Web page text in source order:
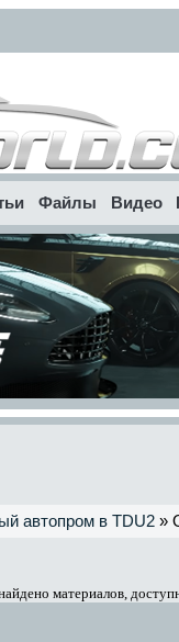
Файлы Видео
автопром в TDU2 »
материалов,